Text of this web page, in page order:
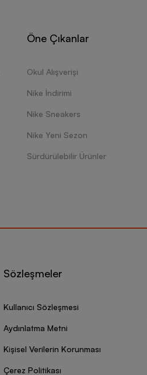
Öne Çıkanlar
Okul Alışverişi
Nike İndirimi
Nike Sneakers
Nike Yeni Sezon
Sürdürülebilir Ürünler
Sözleşmeler
Kullanıcı Sözleşmesi
Aydınlatma Metni
Kişisel Verilerin Korunması
Çerez Politikası